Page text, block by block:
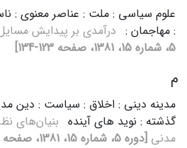
علوم سیاسی : ملت : عناصر معنوی :
: مهاجمان : درآمدی‌ بر پیدایش‌
5، شماره 15، 1381، صفحه 123-134]
م
مدینه دینی : اخلاق : سیاست : دین
گذشته : نوید های آینده بنیان‌های‌
مدنی‌ [دوره 5، شماره 15، 1381، صفحه 31-54]